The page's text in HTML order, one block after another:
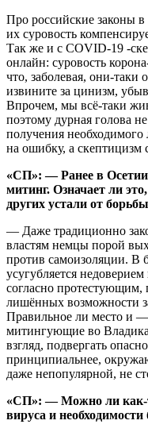
Про российские законы
их суровость
Так же и с COVID-19 -
онлайн: суровость
что, заболевая, они-
извините за цинизм,
Впрочем, мы всё-таки
поэтому дурная голова
получения
на ошибку, а скептицизм
«СП»: — Ранее в Осетии
митинг. Означает ли
других устали от
— Даже традиционно
властям немцы порой
против самоизоляции. В
усугубляется
согласно протестующим,
лишённых возможности
Правильное ли место и
митингующие во
взгляд, подвергать
принципиальнее,
даже непопулярной, не
«СП»: — Можно ли как-
вируса и